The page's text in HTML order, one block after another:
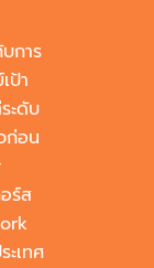
การ
ป้า
ะดับ
ก่อน
ร์ส
เทศ